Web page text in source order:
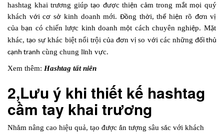
hashtag khai trương giúp tạo được thiện cảm trong mắt mọi quý
khách với cơ sở kinh doanh mới.Đồng thời, thể hiện rõ đơn vị
của bạn có chiến lược kinh doanh một cách chuyên nghiệp. Mặt
khác, tạo sự khác biệt nổi trội củađơn vị so với các những đối thủ
cạnh tranh cùng chung lĩnh vực.
Xem thêm: Hashtag tất niên
2,Lưu ý khi thiết kế hashtag
cầm tay khai trương
Nhằm nâng cao hiệu quả, tạo được ấn tượng sâu sắc với khách